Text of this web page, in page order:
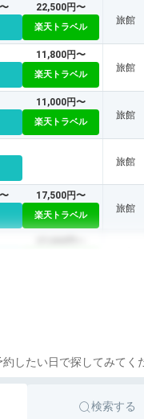
22,500円〜
楽天トラベル
旅館
11,800円〜
楽天トラベル
旅館
11,000円〜
楽天トラベル
旅館
旅館
17,500円〜
楽天トラベル
旅館
楽天トラベル
楽天トラベル
したい日で探してみてく
検索する